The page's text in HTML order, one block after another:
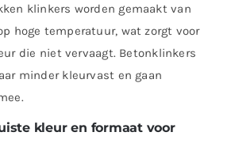
klinkers worden gemaakt van
hoge temperatuur, wat zorgt voor
die niet vervaagt. Betonklinkers
minder kleurvast en gaan
kleur en formaat voor